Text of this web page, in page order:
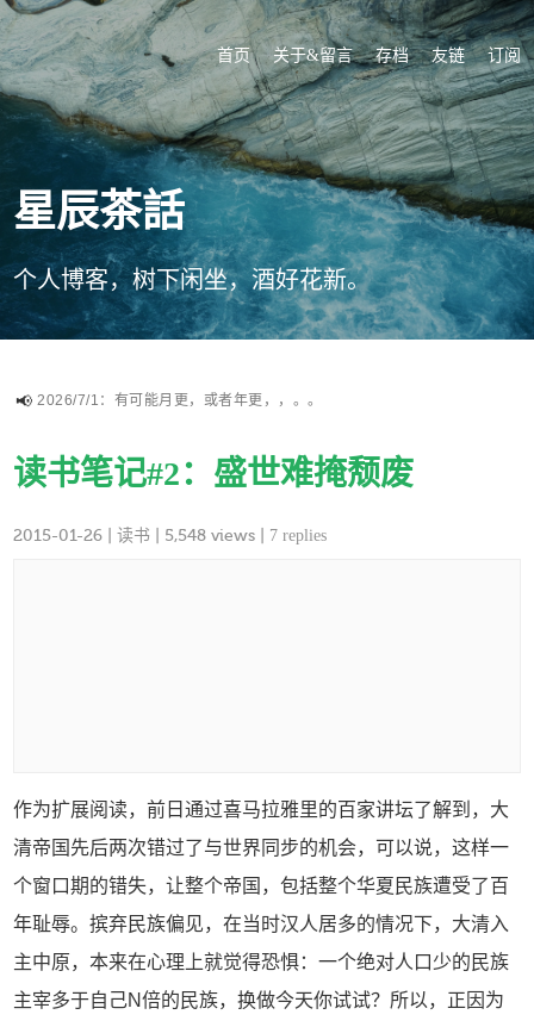
首页 关于&留言 存档 友链 订阅
星辰茶話
个人博客，树下闲坐，酒好花新。
2026/7/1：有可能月更，或者年更，，。。
读书笔记#2：盛世难掩颓废
2015-01-26 |读书 | 5,548 views | 7 replies
作为扩展阅读，前日通过喜马拉雅里的百家讲坛了解到，大
清帝国先后两次错过了与世界同步的机会，可以说，这样一
个窗口期的错失，让整个帝国，包括整个华夏民族遭受了百
年耻辱。摈弃民族偏见，在当时汉人居多的情况下，大清入
主中原，本来在心理上就觉得恐惧：一个绝对人口少的民族
主宰多于自己N倍的民族，换做今天你试试？所以，正因为